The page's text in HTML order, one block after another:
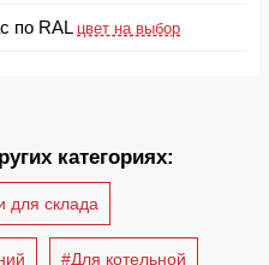
по RAL цвет на выбор
категориях:
для склада
#Для котельной